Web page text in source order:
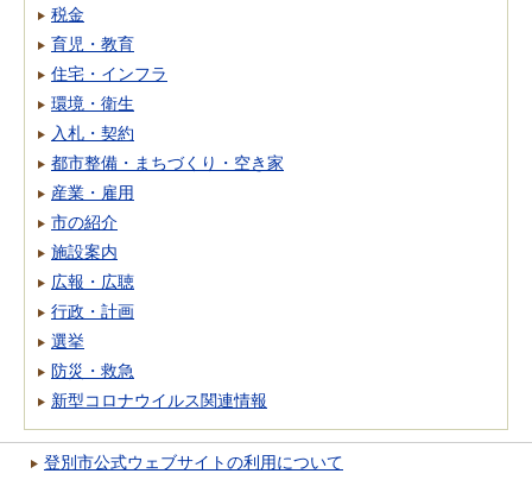
税金
育児・教育
住宅・インフラ
環境・衛生
入札・契約
都市整備・まちづくり・空き家
産業・雇用
市の紹介
施設案内
広報・広聴
行政・計画
選挙
防災・救急
新型コロナウイルス関連情報
登別市公式ウェブサイトの利用について